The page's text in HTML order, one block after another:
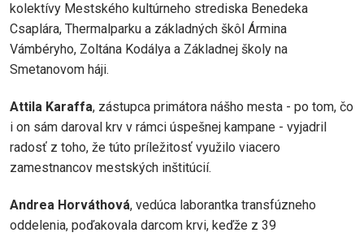
kolektívy Mestského kultúrneho strediska Benedeka
Csaplára, Thermalparku a základných škôl Ármina
Vámbéryho, Zoltána Kodálya a Základnej školy na
Smetanovom háji.
Attila Karaffa, zástupca primátora nášho mesta - po tom, čo
i on sám daroval krv v rámci úspešnej kampane - vyjadril
radosť z toho, že túto príležitosť využilo viacero
zamestnancov mestských inštitúcií.
Andrea Horváthová, vedúca laborantka transfúzneho
oddelenia, poďakovala darcom krvi, keďže z 39